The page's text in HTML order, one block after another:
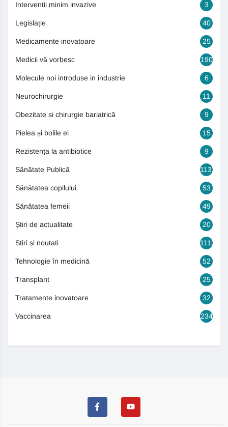
Intervenții minim invazive 3
Legislație 40
Medicamente inovatoare 25
Medicii vă vorbesc 190
Molecule noi introduse in industrie 6
Neurochirurgie 11
Obezitate si chirurgie bariatrică 9
Pielea și bolile ei 15
Rezistența la antibiotice 9
Sănătate Publică 1131
Sănătatea copilului 53
Sănătatea femeii 49
Știri de actualitate 20
Stiri si noutati 1113
Tehnologie în medicină 52
Transplant 25
Tratamente inovatoare 32
Vaccinarea 234